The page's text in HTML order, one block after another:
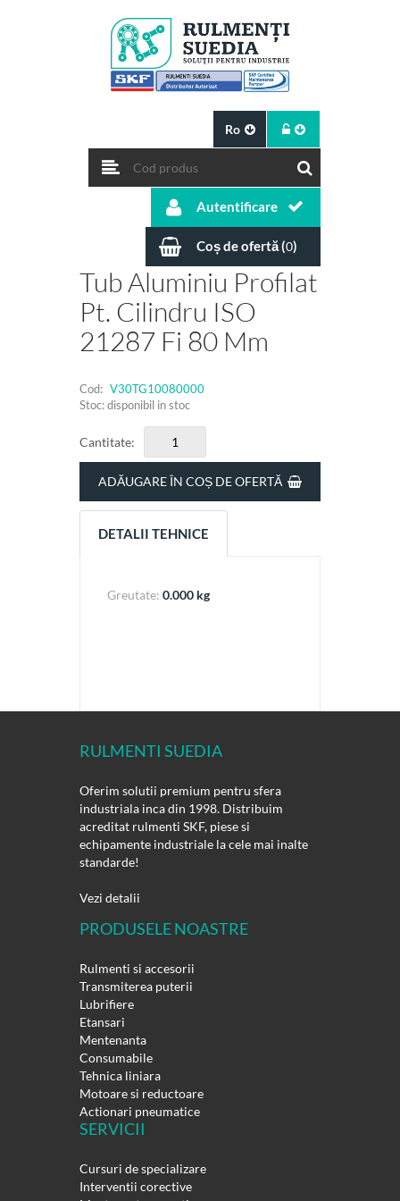
Ro
Autentificare
Coș de ofertă (0)
Tub Aluminiu Profilat
Pt. Cilindru ISO
21287 Fi 80 Mm
Cod: V30TG10080000
Stoc: disponibil in stoc
Cantitate:
DETALII TEHNICE
Greutate: 0.000 kg
RULMENTI SUEDIA
Oferim solutii premium pentru sfera
industriala inca din 1998. Distribuim
acreditat rulmenti SKF, piese si
echipamente industriale la cele mai inalte
standarde!
Vezi detalii
PRODUSELE NOASTRE
Rulmenti si accesorii
Transmiterea puterii
Lubrifiere
Etansari
Mentenanta
Consumabile
Tehnica liniara
Motoare si reductoare
Actionari pneumatice
SERVICII
Cursuri de specializare
Interventii corective